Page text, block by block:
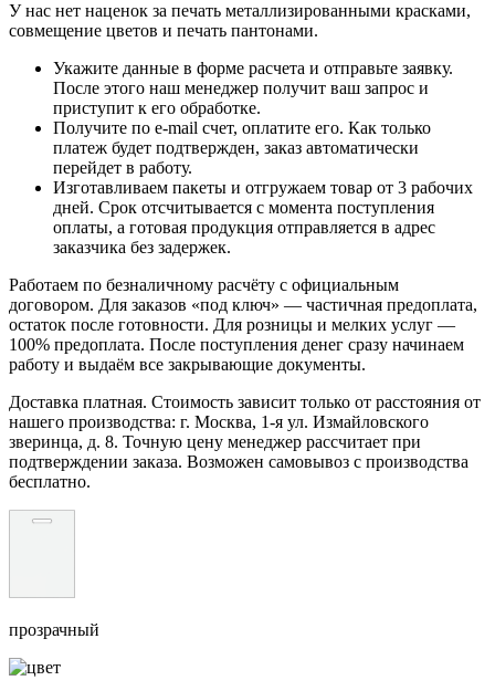
У нас нет наценок за печать металлизированными красками,
совмещение цветов и печать пантонами.
Укажите данные в форме расчета и отправьте заявку.
После этого наш менеджер получит ваш запрос и
приступит к его обработке.
Получите по e-mail счет, оплатите его. Как только
платеж будет подтвержден, заказ автоматически
перейдет в работу.
Изготавливаем пакеты и отгружаем товар от 3 рабочих
дней. Срок отсчитывается с момента поступления
оплаты, а готовая продукция отправляется в адрес
заказчика без задержек.
Работаем по безналичному расчёту с официальным
договором. Для заказов «под ключ» — частичная предоплата,
остаток после готовности. Для розницы и мелких услуг —
100% предоплата. После поступления денег сразу начинаем
работу и выдаём все закрывающие документы.
Доставка платная. Стоимость зависит только от расстояния от
нашего производства: г. Москва, 1-я ул. Измайловского
зверинца, д. 8. Точную цену менеджер рассчитает при
подтверждении заказа. Возможен самовывоз с производства
бесплатно.
прозрачный